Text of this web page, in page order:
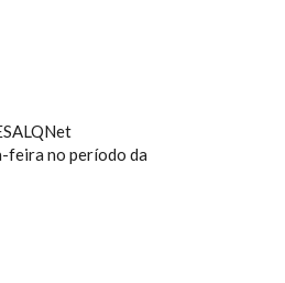
feira no período da